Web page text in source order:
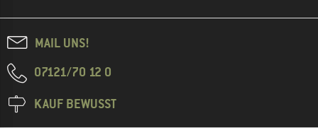
MAIL UNS!
07121/70 12 0
KAUF BEWUSST